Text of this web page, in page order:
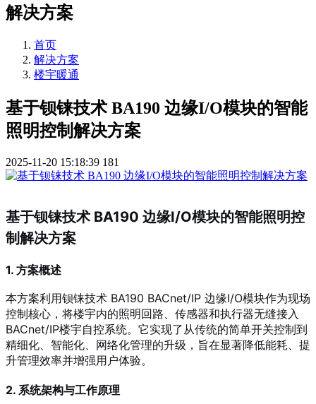
解决方案
首页
解决方案
楼宇暖通
基于钡铼技术 BA190 边缘I/O模块的智能
照明控制解决方案
2025-11-20 15:18:39 181
基于钡铼技术 BA190 边缘I/O模块的智能照明控
制解决方案
1. 方案概述
本方案利用钡铼技术 BA190 BACnet/IP 边缘I/O模块作为现场
控制核心，将楼宇内的照明回路、传感器和执行器无缝接入
BACnet/IP楼宇自控系统。它实现了从传统的简单开关控制到
精细化、智能化、网络化管理的升级，旨在显著降低能耗、提
升管理效率并增强用户体验。
2. 系统架构与工作原理